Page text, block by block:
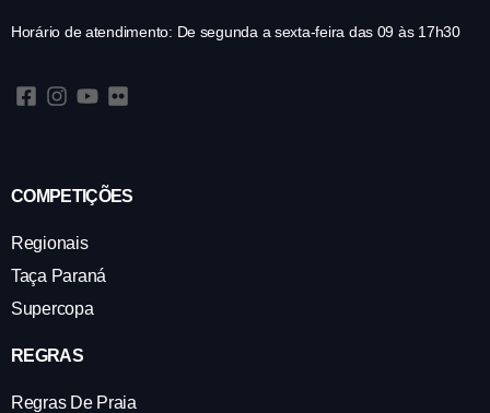
Horário de atendimento: De segunda a sexta-feira das 09 às 17h30
COMPETIÇÕES
Regionais
Taça Paraná
Supercopa
REGRAS
Regras De Praia